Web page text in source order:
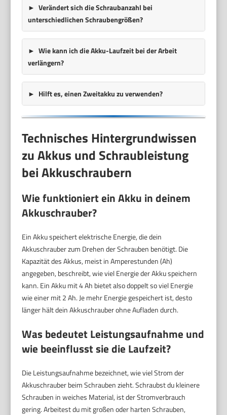
Verändert sich die Schraubanzahl bei
unterschiedlichen Schraubengrößen?
Wie kann ich die Akku-Laufzeit bei der Arbeit
verlängern?
Hilft es, einen Zweitakku zu verwenden?
Technisches Hintergrundwissen
zu Akkus und Schraubleistung
bei Akkuschraubern
Wie funktioniert ein Akku in deinem
Akkuschrauber?
Ein Akku speichert elektrische Energie, die dein
Akkuschrauber zum Drehen der Schrauben benötigt. Die
Kapazität des Akkus, meist in Amperestunden (Ah)
angegeben, beschreibt, wie viel Energie der Akku speichern
kann. Ein Akku mit 4 Ah bietet also doppelt so viel Energie
wie einer mit 2 Ah. Je mehr Energie gespeichert ist, desto
länger hält dein Akkuschrauber ohne Aufladen durch.
Was bedeutet Leistungsaufnahme und
wie beeinflusst sie die Laufzeit?
Die Leistungsaufnahme bezeichnet, wie viel Strom der
Akkuschrauber beim Schrauben zieht. Schraubst du kleinere
Schrauben in weiches Material, ist der Stromverbrauch
gering. Arbeitest du mit großen oder harten Schrauben,